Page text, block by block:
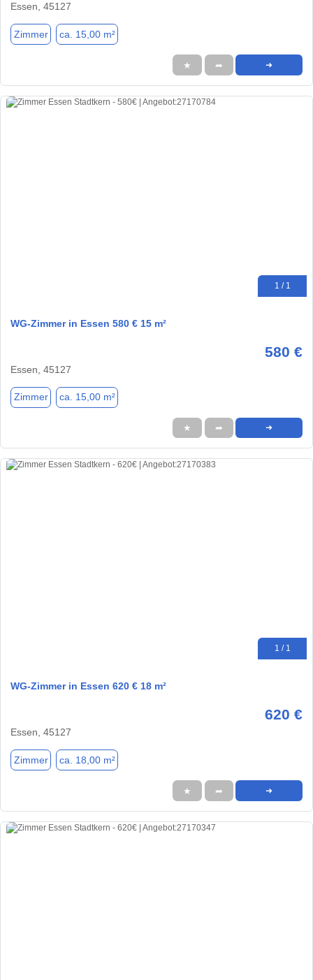
Essen, 45127
Zimmer ca. 15,00 m²
★ ➦ ➜
1 / 1
WG-Zimmer in Essen 580 € 15 m²
580 €
Essen, 45127
Zimmer ca. 15,00 m²
★ ➦ ➜
1 / 1
WG-Zimmer in Essen 620 € 18 m²
620 €
Essen, 45127
Zimmer ca. 18,00 m²
★ ➦ ➜